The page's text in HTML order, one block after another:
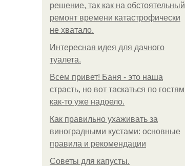
решение, так как на обстоятельный
ремонт времени катастрофически
не хватало.
Интересная идея для дачного
туалета.
Всем привет! Баня - это наша
страсть, но вот таскаться по гостям
как-то уже надоело.
Как правильно ухаживать за
виноградными кустами: основные
правила и рекомендации
Советы для капусты.